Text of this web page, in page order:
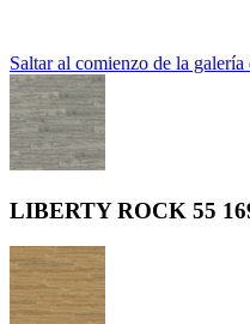
Saltar al comienzo de la galería
LIBERTY ROCK 55